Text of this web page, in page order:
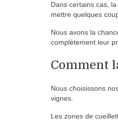
Dans certains cas,
mettre quelques
Nous avons la
complètement leur
Comment
Nous choisissons
vignes.
Les zones de